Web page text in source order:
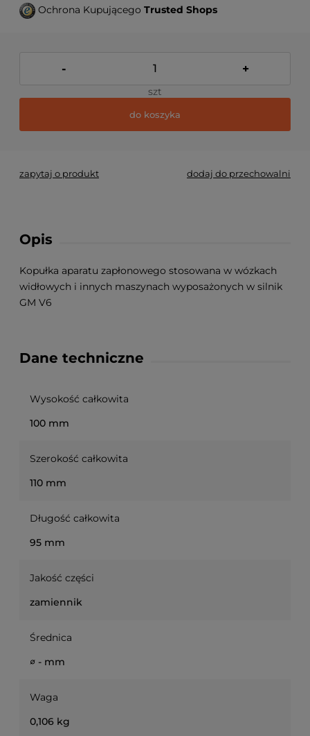
Ochrona Kupującego Trusted Shops
- +
szt
do koszyka
zapytaj o produkt dodaj do przechowalni
Opis
Kopułka aparatu zapłonowego stosowana w wózkach
widłowych i innych maszynach wyposażonych w silnik
GM V6
Dane techniczne
Wysokość całkowita
100 mm
Szerokość całkowita
110 mm
Długość całkowita
95 mm
Jakość części
zamiennik
Średnica
∅ - mm
Waga
0,106 kg